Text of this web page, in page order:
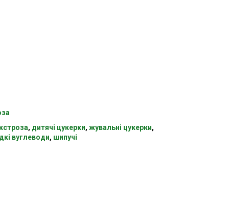
, дитячі цукерки, жувальні цукерки,
вуглеводи, шипучі